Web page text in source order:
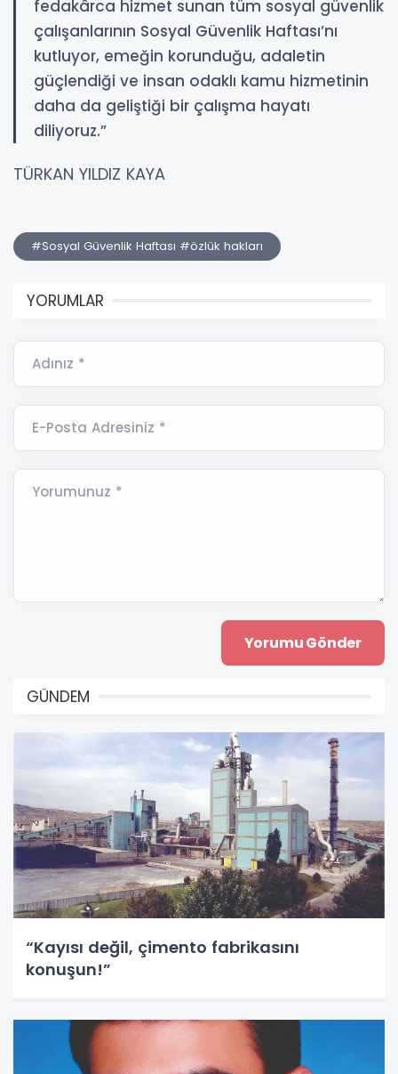
fedakârca hizmet sunan tüm sosyal güvenlik
çalışanlarının Sosyal Güvenlik Haftası’nı
kutluyor, emeğin korunduğu, adaletin
güçlendiği ve insan odaklı kamu hizmetinin
daha da geliştiği bir çalışma hayatı
diliyoruz.”
TÜRKAN YILDIZ KAYA
#Sosyal Güvenlik Haftası #özlük hakları
YORUMLAR
Adınız *
E-Posta Adresiniz *
Yorumunuz *
GÜNDEM
“Kayısı değil, çimento fabrikasını
konuşun!”